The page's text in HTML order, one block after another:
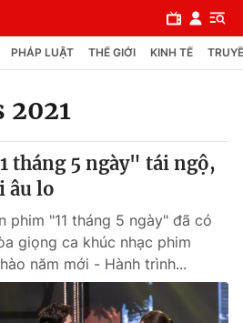
PHÁP LUẬT THẾ GIỚI KINH TẾ
2021
tháng 5 ngày" tái ngộ,
âu lo
phim "11 tháng 5 ngày" đã có
giọng ca khúc nhạc phim
năm mới - Hành trình...